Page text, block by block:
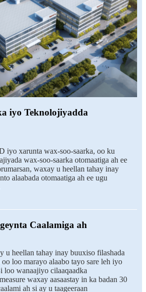
iyo Teknolojiyadda
iyo xarunta wax-soo-saarka, oo ku
wax-soo-saarka otomaatiga ah ee
waxay u heellan tahay inay
alaabada otomaatiga ah ee ugu
Caalamiga ah
u heellan tahay inay buuxiso filashada
loo marayo alaabo tayo sare leh iyo
loo wanaajiyo cilaaqaadka
waxay aasaastay in ka badan 30
ah si ay u taageeraan